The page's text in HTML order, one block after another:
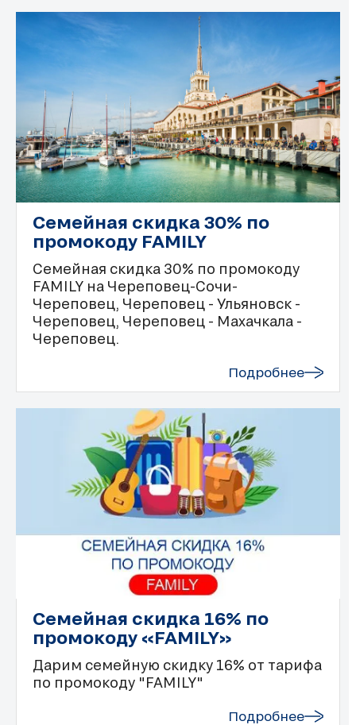
Семейная скидка 30% по
промокоду FAMILY
Семейная скидка 30% по промокоду
FAMILY на Череповец-Сочи-
Череповец, Череповец - Ульяновск -
Череповец, Череповец - Махачкала -
Череповец.
Подробнее
Семейная скидка 16% по
промокоду «FAMILY»
Дарим семейную скидку 16% от тарифа
по промокоду "FAMILY"
Подробнее